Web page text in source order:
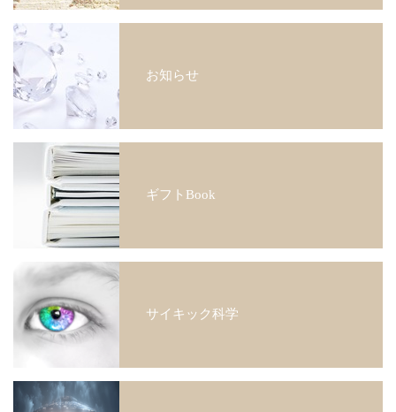
お知らせ
ギフトBook
サイキック科学